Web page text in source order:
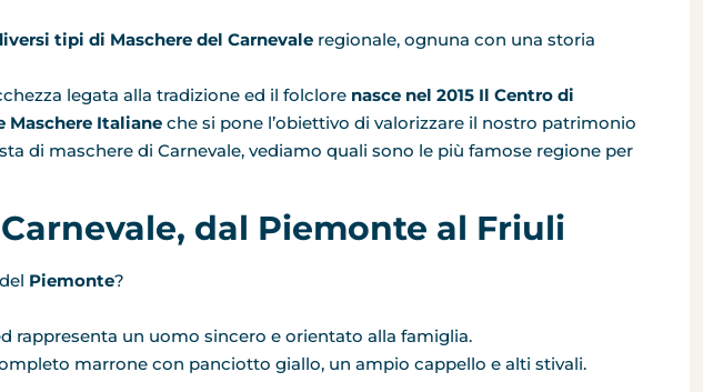
tipi di Maschere del Carnevale regionale, ognuna con una storia
legata alla tradizione ed il folclore nasce nel 2015 Il Centro di
Maschere Italiane che si pone l’obiettivo di valorizzare il nostro patrimonio
di maschere di Carnevale, vediamo quali sono le più famose regione per
dal Piemonte al Friuli
Piemonte?
rappresenta un uomo sincero e orientato alla famiglia.
marrone con panciotto giallo, un ampio cappello e alti stivali.